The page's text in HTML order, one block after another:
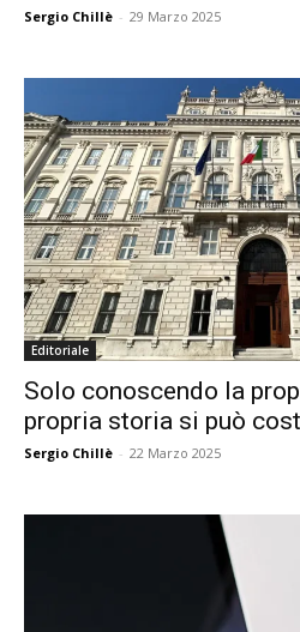
Sergio Chillè - 29 Marzo 2025
Editoriale
Solo conoscendo la
propria storia si può
Sergio Chillè - 22 Marzo 2025